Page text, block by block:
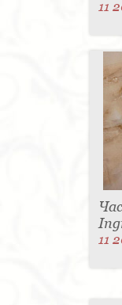
11
11